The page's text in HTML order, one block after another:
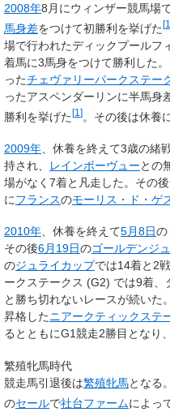
2008年8月にウィンザー競馬場
馬身差をつけて初勝利を挙げた[1
場で行われたディックプールフ
着馬に3馬身をつけて勝利した
ったチェヴァリーパークステー
ったアスペンダーリンに半馬身
勝利を挙げた[1 ] 。その後は休養
2009年 、休養を終えて3歳の緒
持され、
レインボーヴューとの
場がなく7着と凡走した。その
にフランスのモーリス・ド・ゲ
2010年、休養を終えて5月8日の
その後6月19日のゴールデンジ
のジュライカップでは14着と2
ークステークス (G2) では9着
と勝ち切れないレースが続いた。
昇格したニアークティックステ
るとともにG1競走2勝目となり
繁殖牝馬時代
競走馬引退後は繁殖牝馬となる
のセールで社台ファームによっ